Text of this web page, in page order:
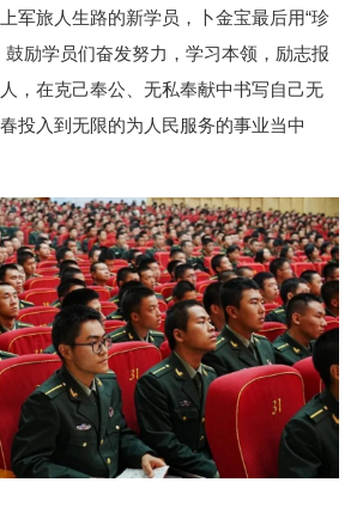
军旅人生路的新学员，卜金宝最后用“珍
鼓励学员们奋发努力，学习本领，励志报
，在克己奉公、无私奉献中书写自己无
投入到无限的为人民服务的事业当中